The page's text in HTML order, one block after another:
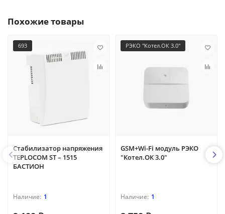
Похожие товары
693
Стабилизатор напряжения
TEPLOCOM ST – 1515
БАСТИОН
1
РЭКО "Котел.ОК 3.0"
GSM+Wi-Fi модуль РЭКО
"Котел.ОК 3.0"
1